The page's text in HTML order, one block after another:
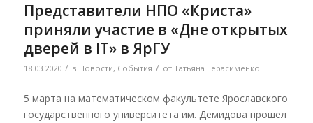
Представители НПО «Криста»
приняли участие в «Дне открытых
дверей в IT» в ЯрГУ
18.03.2020 / в Новости, События / от Татьяна Герасименко
5 марта на математическом факультете Ярославского
государственного университета им. Демидова прошел